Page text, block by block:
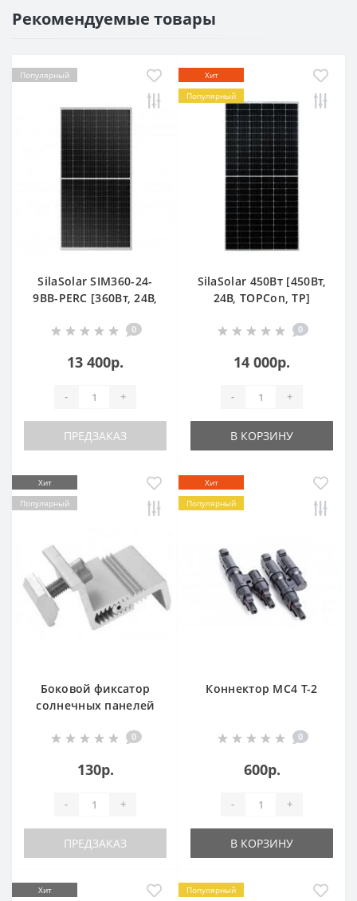
Рекомендуемые товары
Популярный
SilaSolar SIM360-24-
9BB-PERC [360Вт, 24В,
0
13 400р.
- +
ПРЕДЗАКАЗ
Хит
Популярный
SilaSolar 450Вт [450Вт,
24В, TOPCon, TP]
0
14 000р.
- +
В КОРЗИНУ
Хит
Популярный
Боковой фиксатор
солнечных панелей
0
130р.
- +
ПРЕДЗАКАЗ
Хит
Популярный
Коннектор MC4 T-2
0
600р.
- +
В КОРЗИНУ
Хит Популярный